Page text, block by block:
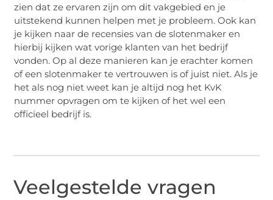
zien dat ze ervaren zijn om dit vakgebied en je
uitstekend kunnen helpen met je probleem. Ook kan
je kijken naar de recensies van de slotenmaker en
hierbij kijken wat vorige klanten van het bedrijf
vonden. Op al deze manieren kan je erachter komen
of een slotenmaker te vertrouwen is of juist niet. Als je
het als nog niet weet kan je altijd nog het KvK
nummer opvragen om te kijken of het wel een
officieel bedrijf is.
Veelgestelde vragen